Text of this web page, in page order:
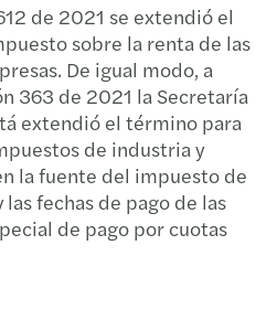
de 2021 se extendió el
sobre la renta de las
De igual modo, a
363 de 2021 la Secretaría
extendió el término para
de industria y
la fuente del impuesto de
fechas de pago de las
de pago por cuotas